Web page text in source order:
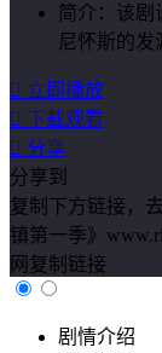
简介： 该剧
尼怀斯的发
 立即播放
 下载观看
 分享
分享到
复制下方链接，
镇第一季》
网 复制链接
剧情介绍